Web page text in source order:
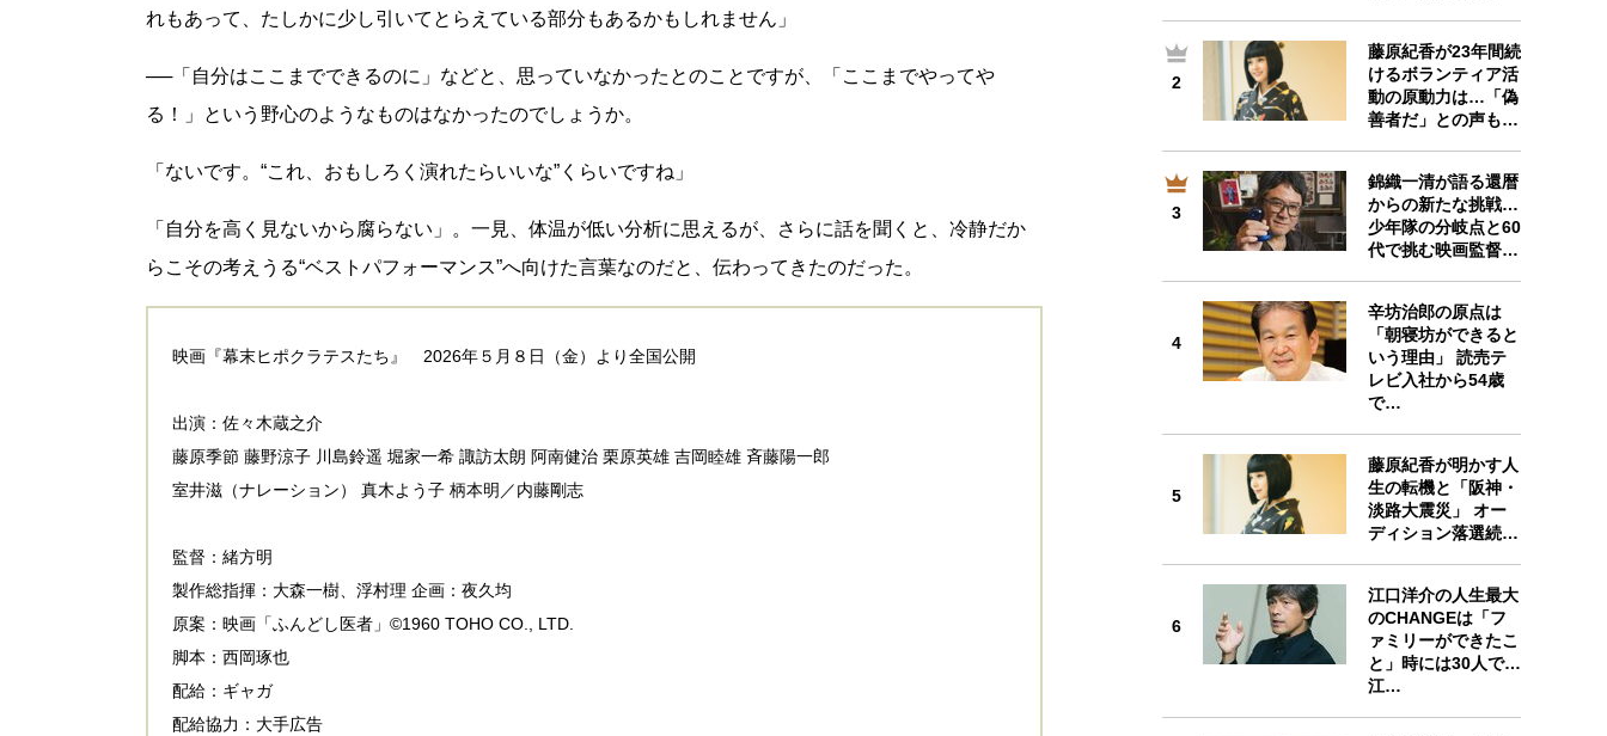
れもあって、たしかに少し引いてとらえている部分もあるかもしれません」
──「自分はここまでできるのに」などと、思っていなかったとのことですが、「ここまでやってや
る！」という野心のようなものはなかったのでしょうか。
「ないです。“これ、おもしろく演れたらいいな”くらいですね」
「自分を高く見ないから腐らない」。一見、体温が低い分析に思えるが、さらに話を聞くと、冷静だか
らこその考えうる“ベストパフォーマンス”へ向けた言葉なのだと、伝わってきたのだった。
映画『幕末ヒポクラテスたち』 2026年５月８日（金）より全国公開
出演：佐々木蔵之介
藤原季節 藤野涼子 川島鈴遥 堀家一希 諏訪太朗 阿南健治 栗原英雄 吉岡睦雄 斉藤陽一郎
室井滋（ナレーション） 真木よう子 柄本明／内藤剛志
監督：緒方明
製作総指揮：大森一樹、浮村理 企画：夜久均
原案：映画「ふんどし医者」©1960 TOHO CO., LTD.
脚本：西岡琢也
配給：ギャガ
配給協力：大手広告
2
藤原紀香が23年間続
けるボランティア活
動の原動力は…「偽
善者だ」との声も…
3
錦織一清が語る還暦
からの新たな挑戦…
少年隊の分岐点と60
代で挑む映画監督…
4
辛坊治郎の原点は
「朝寝坊ができると
いう理由」 読売テ
レビ入社から54歳
で…
5
藤原紀香が明かす人
生の転機と「阪神・
淡路大震災」 オー
ディション落選続…
6
江口洋介の人生最大
のCHANGEは「フ
ァミリーができたこ
と」時には30人で…
江…